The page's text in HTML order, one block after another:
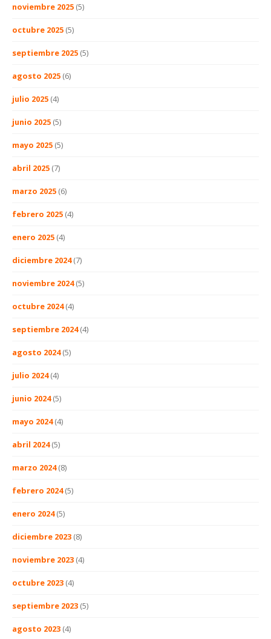
noviembre 2025 (5)
octubre 2025 (5)
septiembre 2025 (5)
agosto 2025 (6)
julio 2025 (4)
junio 2025 (5)
mayo 2025 (5)
abril 2025 (7)
marzo 2025 (6)
febrero 2025 (4)
enero 2025 (4)
diciembre 2024(7)
noviembre 2024(5)
octubre 2024(4)
septiembre 2024(4)
agosto 2024(5)
julio 2024(4)
junio 2024(5)
mayo 2024(4)
abril 2024(5)
marzo 2024(8)
febrero 2024(5)
enero 2024(5)
diciembre 2023 (8)
noviembre 2023 (4)
octubre 2023 (4)
septiembre 2023 (5)
agosto 2023 (4)